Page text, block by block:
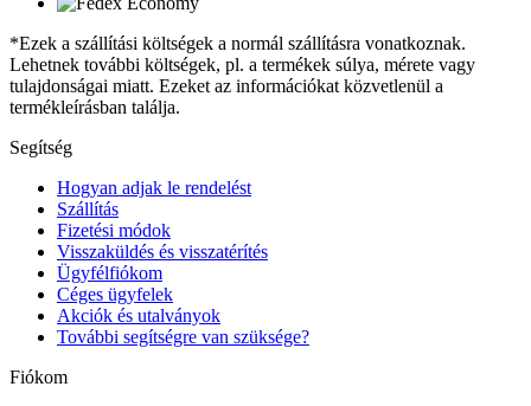
*Ezek a szállítási költségek a normál szállításra vonatkoznak.
Lehetnek további költségek, pl. a termékek súlya, mérete vagy
tulajdonságai miatt. Ezeket az információkat közvetlenül a
termékleírásban találja.
Segítség
Hogyan adjak le rendelést
Szállítás
Fizetési módok
Visszaküldés és visszatérítés
Ügyfélfiókom
Céges ügyfelek
Akciók és utalványok
További segítségre van szüksége?
Fiókom